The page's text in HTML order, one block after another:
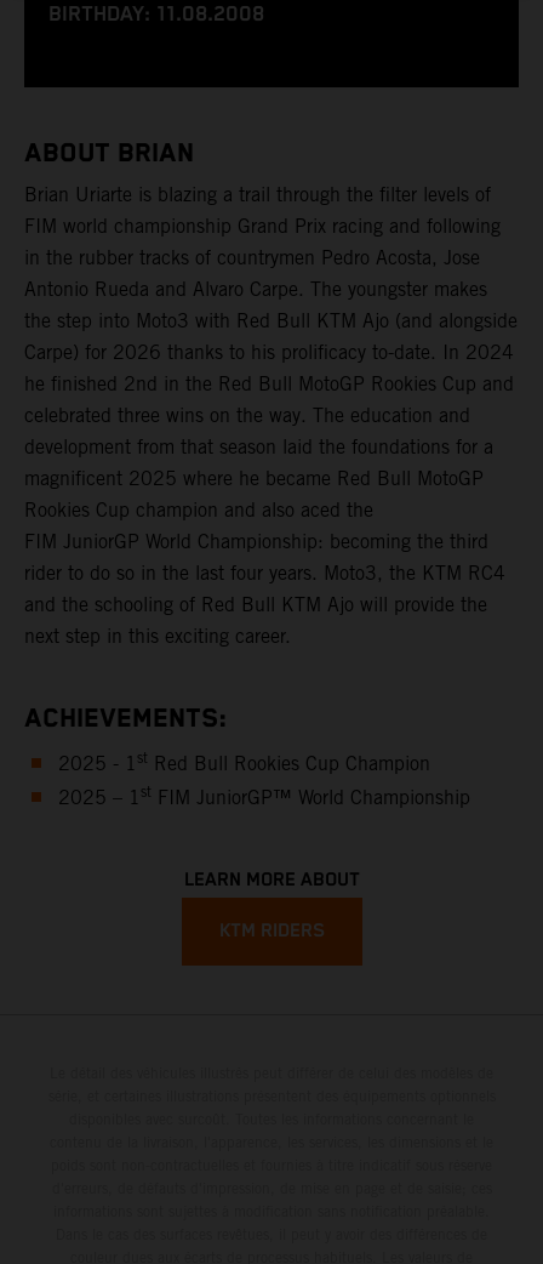
BIRTHDAY: 11.08.2008
ABOUT BRIAN
Brian Uriarte is blazing a trail through the filter levels of
FIM world championship Grand Prix racing and following
in the rubber tracks of countrymen Pedro Acosta, Jose
Antonio Rueda and Alvaro Carpe. The youngster makes
the step into Moto3 with Red Bull KTM Ajo (and alongside
Carpe) for 2026 thanks to his prolificacy to-date. In 2024
he finished 2nd in the Red Bull MotoGP Rookies Cup and
celebrated three wins on the way. The education and
development from that season laid the foundations for a
magnificent 2025 where he became Red Bull MotoGP
Rookies Cup champion and also aced the
FIM JuniorGP World Championship: becoming the third
rider to do so in the last four years. Moto3, the KTM RC4
and the schooling of Red Bull KTM Ajo will provide the
next step in this exciting career.
ACHIEVEMENTS:
2025 - 1 st Red Bull Rookies Cup Champion
2025 – 1 st FIM JuniorGP™ World Championship
LEARN MORE ABOUT
KTM RIDERS